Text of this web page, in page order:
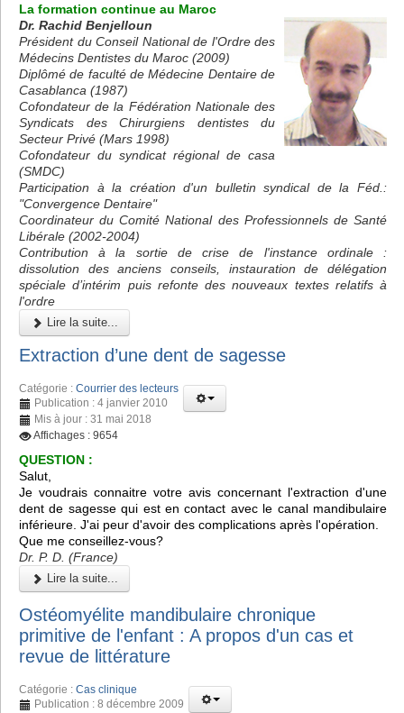
La formation continue au Maroc
Dr. Rachid Benjelloun
Président du Conseil National de l'Ordre des
Médecins Dentistes du Maroc (2009)
Diplômé de faculté de Médecine Dentaire de
Casablanca (1987)
Cofondateur de la Fédération Nationale des
Syndicats des Chirurgiens dentistes du
Secteur Privé (Mars 1998)
Cofondateur du syndicat régional de casa
(SMDC)
Participation à la création d'un bulletin syndical de la Féd.:
"Convergence Dentaire"
Coordinateur du Comité National des Professionnels de Santé
Libérale (2002-2004)
Contribution à la sortie de crise de l'instance ordinale :
dissolution des anciens conseils, instauration de délégation
spéciale d’intérim puis refonte des nouveaux textes relatifs à
l'ordre
Lire la suite...
Extraction d’une dent de sagesse
Catégorie : Courrier des lecteurs
Publication : 4 janvier 2010
Mis à jour : 31 mai 2018
Affichages : 9654
QUESTION :
Salut,
Je voudrais connaitre votre avis concernant l'extraction d'une
dent de sagesse qui est en contact avec le canal mandibulaire
inférieure. J'ai peur d'avoir des complications après l'opération.
Que me conseillez-vous?
Dr. P. D. (France)
Lire la suite...
Ostéomyélite mandibulaire chronique
primitive de l'enfant : A propos d'un cas et
revue de littérature
Catégorie : Cas clinique
Publication : 8 décembre 2009